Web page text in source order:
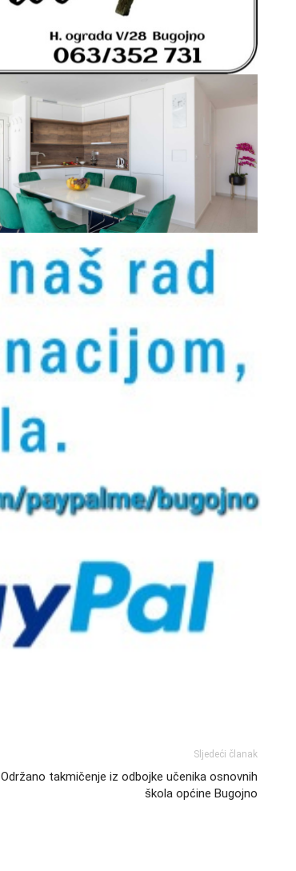
Sljedeći članak
Održano takmičenje iz odbojke učenika osnovnih
škola općine Bugojno